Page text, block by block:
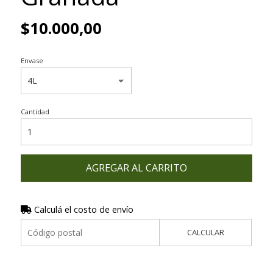
$10.000,00
Envase
Cantidad
AGREGAR AL CARRITO
Calculá el costo de envío
CALCULAR